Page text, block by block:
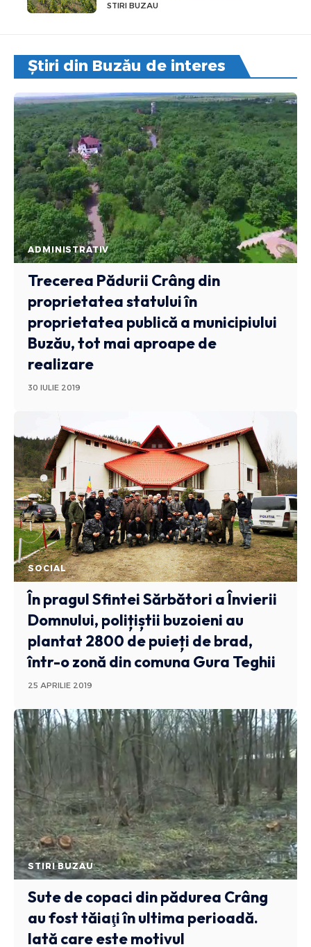
STIRI BUZAU
Știri din Buzău de interes
ADMINISTRATIV
Trecerea Pădurii Crâng din
proprietatea statului în
proprietatea publică a municipiului
Buzău, tot mai aproape de
realizare
30 IULIE 2019
SOCIAL
În pragul Sfintei Sărbători a Învierii
Domnului, polițiștii buzoieni au
plantat 2800 de puieți de brad,
într-o zonă din comuna Gura Teghii
25 APRILIE 2019
STIRI BUZAU
Sute de copaci din pădurea Crâng
au fost tăiaţi în ultima perioadă.
Iată care este motivul